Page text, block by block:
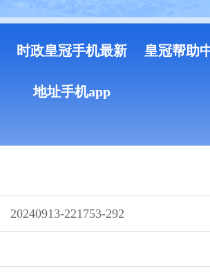
时政皇冠手机最新
地址手机app
皇冠帮助
20240913-221753-292